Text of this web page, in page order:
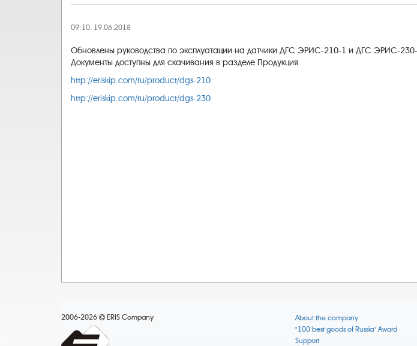
09:10, 19.06.2018
Обновлены руководства по эксплуатации на датчики ДГС ЭРИС-210-1 и ДГС ЭРИС-
Документы доступны для скачивания в разделе Продукция
http://eriskip.com/ru/product/dgs-210
http://eriskip.com/ru/product/dgs-230
2006-2026 ERIS Company
About the company
"100 best goods of Russia" Award
Support